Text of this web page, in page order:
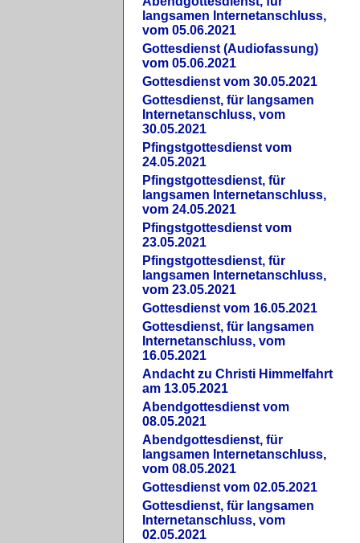
langsamen Internetanschluss,
vom 05.06.2021
Gottesdienst (Audiofassung)
vom 05.06.2021
Gottesdienst vom 30.05.2021
Gottesdienst, für langsamen
Internetanschluss, vom
30.05.2021
Pfingstgottesdienst vom
24.05.2021
Pfingstgottesdienst, für
langsamen Internetanschluss,
vom 24.05.2021
Pfingstgottesdienst vom
23.05.2021
Pfingstgottesdienst, für
langsamen Internetanschluss,
vom 23.05.2021
Gottesdienst vom 16.05.2021
Gottesdienst, für langsamen
Internetanschluss, vom
16.05.2021
Andacht zu Christi Himmelfahrt
am 13.05.2021
Abendgottesdienst vom
08.05.2021
Abendgottesdienst, für
langsamen Internetanschluss,
vom 08.05.2021
Gottesdienst vom 02.05.2021
Gottesdienst, für langsamen
Internetanschluss, vom
02.05.2021